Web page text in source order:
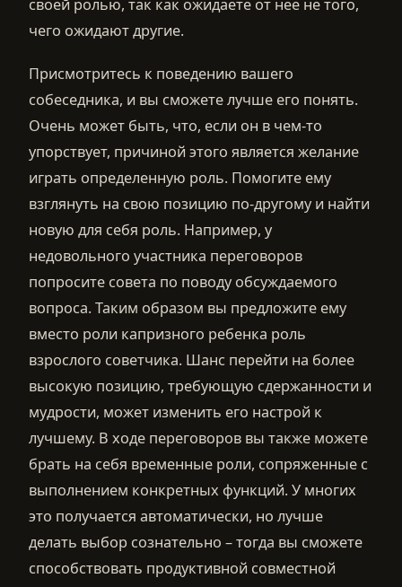
своей ролью, так как ожидаете от нее не того,
чего ожидают другие.
Присмотритесь к поведению вашего
собеседника, и вы сможете лучше его понять.
Очень может быть, что, если он в чем-то
упорствует, причиной этого является желание
играть определенную роль. Помогите ему
взглянуть на свою позицию по-другому и найти
новую для себя роль. Например, у
недовольного участника переговоров
попросите совета по поводу обсуждаемого
вопроса. Таким образом вы предложите ему
вместо роли капризного ребенка роль
взрослого советчика. Шанс перейти на более
высокую позицию, требующую сдержанности и
мудрости, может изменить его настрой к
лучшему. В ходе переговоров вы также можете
брать на себя временные роли, сопряженные с
выполнением конкретных функций. У многих
это получается автоматически, но лучше
делать выбор сознательно – тогда вы сможете
способствовать продуктивной совместной